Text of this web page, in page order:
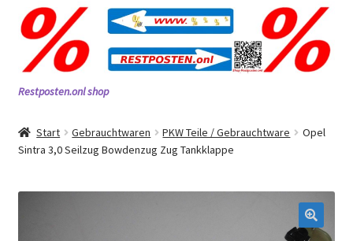
AGB
Alle Kategorien
Impressum
Kasse
Restposten.onl shop
Start Gebrauchtwaren PKW Teile / Gebrauchtware
Opel
Sintra 3,0 Seilzug Bowdenzug Zug Tankklappe